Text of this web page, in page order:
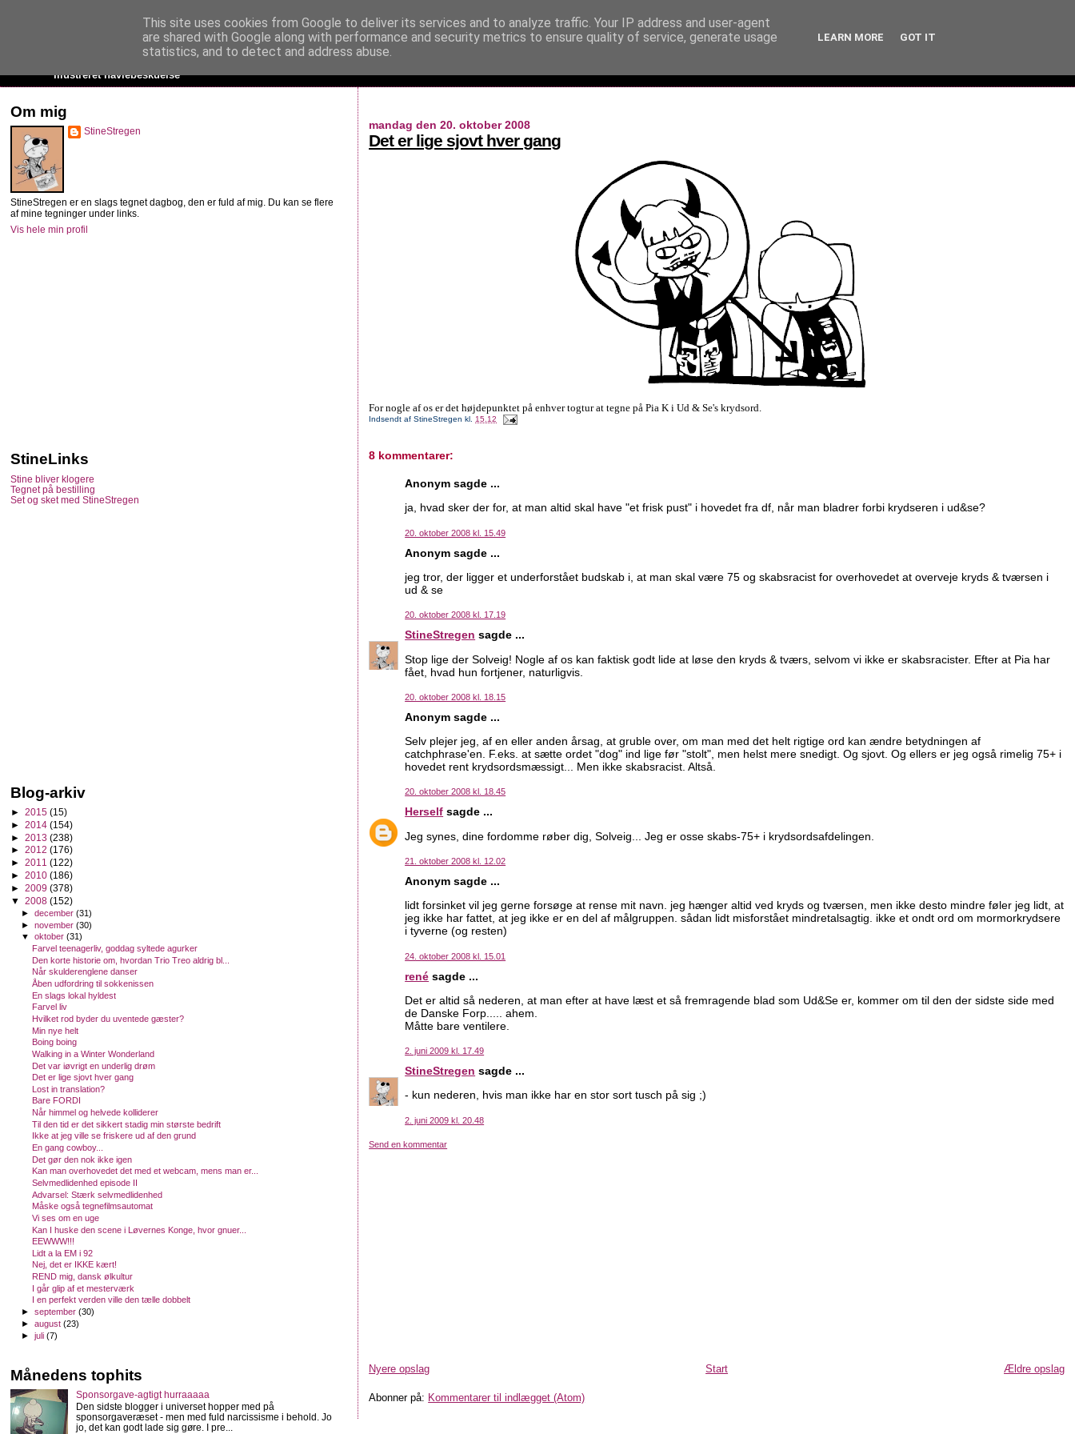
StineStregen
Illustreret navlebeskuelse
mandag den 20. oktober 2008
Det er lige sjovt hver gang
For nogle af os er det højdepunktet på enhver togtur at tegne på Pia K i Ud & Se's krydsord.
Indsendt afStineStregen kl.15.12
8 kommentarer:
Anonym sagde ...
ja, hvad sker der for, at man altid skal have "et frisk pust" i hovedet fra df, når man bladrer forbi krydseren i ud&se?
20. oktober 2008 kl. 15.49
Anonym sagde ...
jeg tror, der ligger et underforstået budskab i, at man skal være 75 og skabsracist for overhovedet at overveje kryds & tværsen i
ud & se
20. oktober 2008 kl. 17.19
StineStregen sagde ...
Stop lige der Solveig! Nogle af os kan faktisk godt lide at løse den kryds & tværs, selvom vi ikke er skabsracister. Efter at Pia har
fået, hvad hun fortjener, naturligvis.
20. oktober 2008 kl. 18.15
Anonym sagde ...
Selv plejer jeg, af en eller anden årsag, at gruble over, om man med det helt rigtige ord kan ændre betydningen af
catchphrase'en. F.eks. at sætte ordet "dog" ind lige før "stolt", men helst mere snedigt. Og sjovt. Og ellers er jeg også rimelig 75+ i
hovedet rent krydsordsmæssigt... Men ikke skabsracist. Altså.
20. oktober 2008 kl. 18.45
Herself sagde ...
Jeg synes, dine fordomme røber dig, Solveig... Jeg er osse skabs-75+ i krydsordsafdelingen.
21. oktober 2008 kl. 12.02
Anonym sagde ...
lidt forsinket vil jeg gerne forsøge at rense mit navn. jeg hænger altid ved kryds og tværsen, men ikke desto mindre føler jeg lidt, at
jeg ikke har fattet, at jeg ikke er en del af målgruppen. sådan lidt misforstået mindretalsagtig. ikke et ondt ord om mormorkrydsere
i tyverne (og resten)
24. oktober 2008 kl. 15.01
rené sagde ...
Det er altid så nederen, at man efter at have læst et så fremragende blad som Ud&Se er, kommer om til den der sidste side med
de Danske Forp..... ahem.
Måtte bare ventilere.
2. juni 2009 kl. 17.49
StineStregen sagde ...
- kun nederen, hvis man ikke har en stor sort tusch på sig ;)
2. juni 2009 kl. 20.48
Send en kommentar
Nyere opslag Ældre opslag
Start
Abonner på: Kommentarer til indlægget (Atom)
Om mig
StineStregen
StineStregen er en slags tegnet dagbog, den er fuld af mig. Du kan se flere
af mine tegninger under links.
Vis hele min profil
StineLinks
Stine bliver klogere
Tegnet på bestilling
Set og sket med StineStregen
Blog-arkiv
► 2015 (15)
► 2014 (154)
► 2013 (238)
► 2012 (176)
► 2011 (122)
► 2010 (186)
► 2009 (378)
▼ 2008 (152)
►december(31)
►november(30)
▼oktober(31)
Farvel teenagerliv, goddag syltede agurker
Den korte historie om, hvordan Trio Treo aldrig bl...
Når skulderenglene danser
Åben udfordring til sokkenissen
En slags lokal hyldest
Farvel liv
Hvilket rod byder du uventede gæster?
Min nye helt
Boing boing
Walking in a Winter Wonderland
Det var iøvrigt en underlig drøm
Det er lige sjovt hver gang
Lost in translation?
Bare FORDI
Når himmel og helvede kolliderer
Til den tid er det sikkert stadig min største bedrift
Ikke at jeg ville se friskere ud af den grund
En gang cowboy...
Det gør den nok ikke igen
Kan man overhovedet det med et webcam, mens man er...
Selvmedlidenhed episode II
Advarsel: Stærk selvmedlidenhed
Måske også tegnefilmsautomat
Vi ses om en uge
Kan I huske den scene i Løvernes Konge, hvor gnuer...
EEWWW!!!
Lidt a la EM i 92
Nej, det er IKKE kært!
REND mig, dansk ølkultur
I går glip af et mesterværk
I en perfekt verden ville den tælle dobbelt
►september(30)
►august(23)
►juli(7)
Månedens tophits
Sponsorgave-agtigt hurraaaaa
Den sidste blogger i universet hopper med på
sponsorgaveræset - men med fuld narcissisme i behold. Jo
jo, det kan godt lade sig gøre. I pre...
This site uses cookies from Google to deliver its services and to analyze traffic. Your IP address and user-agent
are shared with Google along with performance and security metrics to ensure quality of service, generate usage
statistics, and to detect and address abuse.
LEARN MORE GOT IT